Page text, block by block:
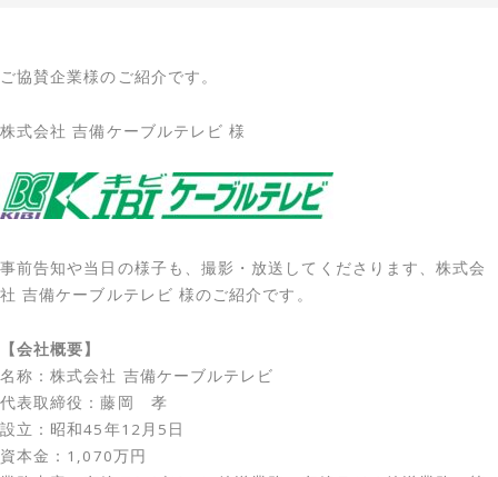
ご協賛企業様のご紹介です。
株式会社 吉備ケーブルテレビ 様
事前告知や当日の様子も、撮影・放送してくださります、株式会
社 吉備ケーブルテレビ 様のご紹介です。
【会社概要】
名称：株式会社 吉備ケーブルテレビ
代表取締役：藤岡 孝
設立：昭和45年12月5日
資本金：1,070万円